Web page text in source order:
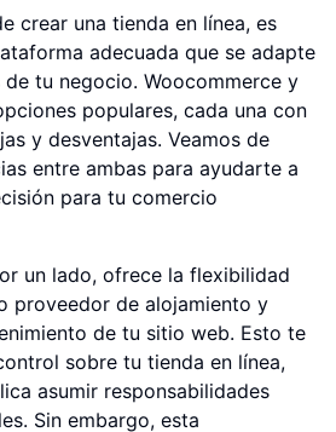
crear una tienda en línea, es
adecuada que se adapte
de tu negocio. Woocommerce y
populares, cada una con
y desventajas. Veamos de
entre ambas para ayudarte a
para tu comercio
un lado, ofrece la flexibilidad
proveedor de alojamiento y
de tu sitio web. Esto te
sobre tu tienda en línea,
asumir responsabilidades
Sin embargo, esta